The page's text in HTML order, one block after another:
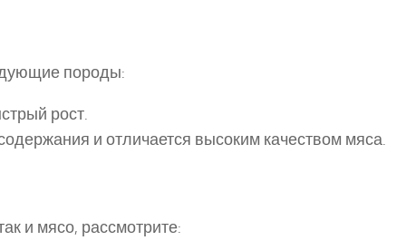
породы:
рост.
и отличается высоким качеством мяса.
и мясо, рассмотрите: